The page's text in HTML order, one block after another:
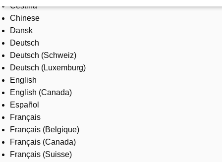
Products & Solutions
Industries
Services
About us
Where to buy
Contact us
Careers
Čeština
Chinese
Dansk
Deutsch
Deutsch (Schweiz)
Deutsch (Luxemburg)
English
English (Canada)
Español
Français
Français (Belgique)
Français (Canada)
Français (Suisse)